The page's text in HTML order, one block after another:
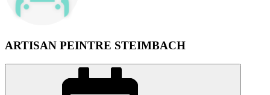
ARTISAN PEINTRE STEIMBACH